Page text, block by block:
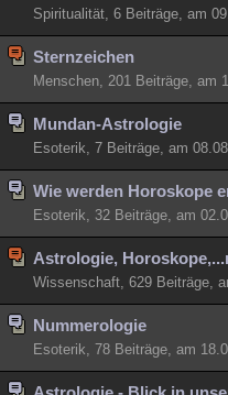
Spiritualität, 6 Beiträge, am
Sternzeichen
Menschen, 201 Beiträge, am
Mundan-Astrologie
Esoterik, 7 Beiträge, am
Wie werden Horoskope
Esoterik, 32 Beiträge, am
Astrologie,
Wissenschaft, 629 Beiträge,
Nummerologie
Esoterik, 78 Beiträge, am